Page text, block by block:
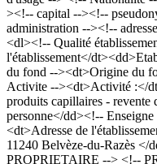
><!-- capital --><!--
administration --><!--
<dl><!-- Qualité
l'établissement</
du fond --><dt>Origine du
Activite --><dt>Activité :</
produits capillaires - revente
personne</dd><!--
<dt>Adresse de
11240 Belvèze-du-Razès
PROPRIETAIRE --> <!--